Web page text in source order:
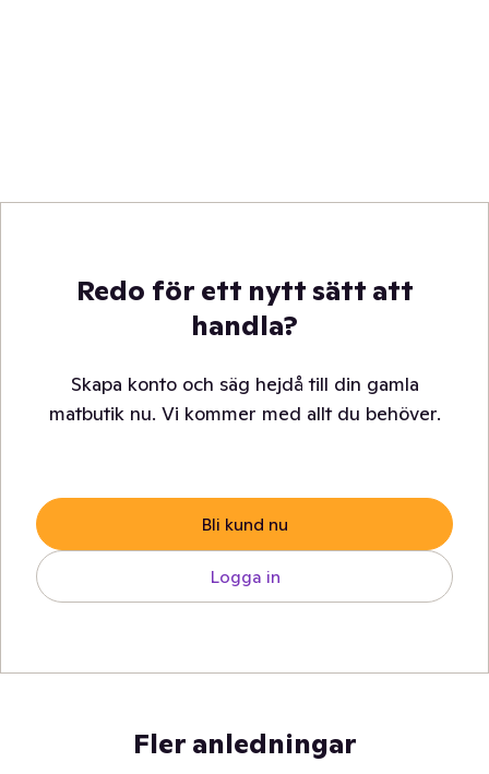
Redo för ett nytt sätt att
handla?
Skapa konto och säg hejdå till din gamla
matbutik nu. Vi kommer med allt du behöver.
Bli kund nu
Logga in
Fler anledningar